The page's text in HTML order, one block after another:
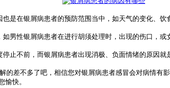
在银屑病患者的预防范围当中，如天气的变化、饮
性银屑病患者在进行胡须处理时，出现的伤口，或
不前，而银屑病患者出现消极、负面情绪的原因就
差不多了吧，相信您对银屑病患者感冒会对病情有
愉快。